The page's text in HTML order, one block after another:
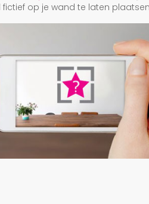
op je wand te laten